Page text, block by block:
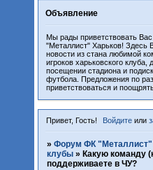
Объявление
Мы рады приветствовать
"Металлист" Харьков! Здесь
новости из стана любимой
игроков харьковского
посещении стадиона и
футбола. Предложения по
приветствоваться и
Привет, Гость! Войдите или
» Форум ФК "Металлист"
клубы » Какую команду
поддерживаете в ЧУ?